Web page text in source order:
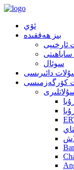
ئۆي
بىز ھەققىدە
سوئال
دائىرىسى
كۆرگەزمىسى